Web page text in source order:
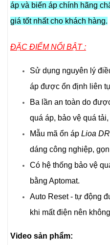
áp và biến áp chính hãng
giá tốt nhất cho khách hàng.
ĐẶC ĐIỂM NỔI BẬT :
Sử dụng nguyên lý
áp được ổn định liên
Ba lần an toàn do
quá áp, bảo vệ quá
Mẫu mã ổn áp Lioa
dáng công nghiệp,
Có hệ thống bảo vệ
bằng Aptomat.
Auto Reset - tự động
khi mất điện nên
Video sản phẩm: